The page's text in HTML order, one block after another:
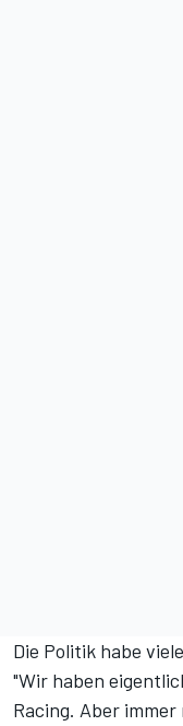
Die Politik habe
"Wir haben
Racing. Aber immer